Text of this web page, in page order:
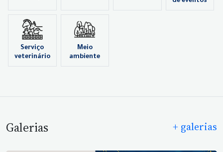
Serviço
veterinário
Meio
ambiente
Galerias + galerias